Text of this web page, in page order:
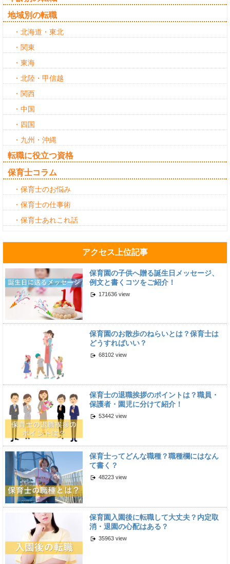
地域別の転職
・北海道・東北
・関東
・東海
・北陸・甲信越
・関西
・中国
・四国
・九州・沖縄
転職に役立つ資格
保育士コラム
・保育士のお悩み
・保育士の仕事術
・保育士あれこれ話
アクセス上位記事
保育園の子供へ贈る誕生日メッセージ、
例文と書くコツをご紹介！
171636 view
保育園のお散歩のねらいとは？保育士は
どうすればいい？
68102 view
保育士の退職挨拶のポイントは？職員・
保護者・園児に分けて紹介！
53442 view
保育士ってどんな職種？職種欄にはなん
て書く？
48223 view
保育園入園後に転職して大丈夫？内定取
消・退園の心配はある？
35963 view